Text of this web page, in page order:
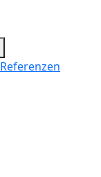
Referenzen